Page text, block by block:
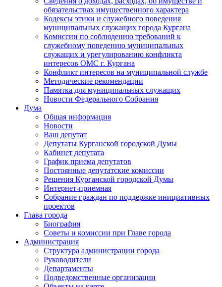
обязательствах имущественного характера
Кодексы этики и служебного поведения
муниципальных служащих города Кургана
Комиссии по соблюдению требований к
служебному поведению муниципальных
служащих и урегулированию конфликта
интересов ОМС г. Кургана
Конфликт интересов на муниципальной службе
Методические рекомендации
Памятка для муниципальных служащих
Новости Федерального Cобрания
Дума
Общая информация
Новости
Ваш депутат
Депутаты Курганской городской Думы
Кабинет депутата
График приема депутатов
Постоянные депутатские комиссии
Решения Курганской городской Думы
Интернет-приемная
Собрание граждан по поддержке инициативных
проектов
Глава города
Биография
Советы и комиссии при Главе города
Администрация
Структура администрации города
Руководители
Департаменты
Подведомственные организации